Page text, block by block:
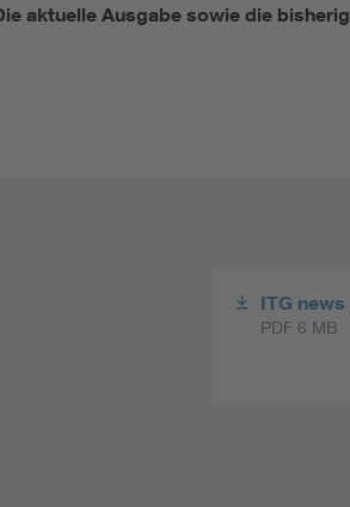
aktuelle Ausgabe sowie die
ITG
PDF 6 MB